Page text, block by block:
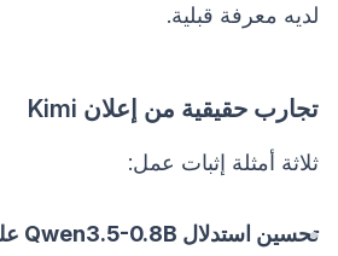
لديه معرفة قبلية.
تجارب حقيقية من إعلان Kimi
ثلاثة أمثلة إثبات عمل:
تحسين استدلال Qwen3.5-0.8B على Mac